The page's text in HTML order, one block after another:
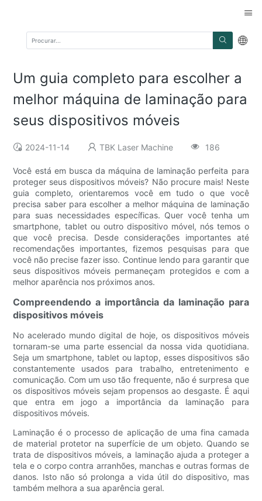
Um guia completo para escolher a
melhor máquina de laminação para
seus dispositivos móveis
2024-11-14 TBK Laser Machine 186
Você está em busca da máquina de laminação perfeita para
proteger seus dispositivos móveis? Não procure mais! Neste
guia completo, orientaremos você em tudo o que você
precisa saber para escolher a melhor máquina de laminação
para suas necessidades específicas. Quer você tenha um
smartphone, tablet ou outro dispositivo móvel, nós temos o
que você precisa. Desde considerações importantes até
recomendações importantes, fizemos pesquisas para que
você não precise fazer isso. Continue lendo para garantir que
seus dispositivos móveis permaneçam protegidos e com a
melhor aparência nos próximos anos.
Compreendendo a importância da laminação para
dispositivos móveis
No acelerado mundo digital de hoje, os dispositivos móveis
tornaram-se uma parte essencial da nossa vida quotidiana.
Seja um smartphone, tablet ou laptop, esses dispositivos são
constantemente usados ​​para trabalho, entretenimento e
comunicação. Com um uso tão frequente, não é surpresa que
os dispositivos móveis sejam propensos ao desgaste. É aqui
que entra em jogo a importância da laminação para
dispositivos móveis.
Laminação é o processo de aplicação de uma fina camada
de material protetor na superfície de um objeto. Quando se
trata de dispositivos móveis, a laminação ajuda a proteger a
tela e o corpo contra arranhões, manchas e outras formas de
danos. Isto não só prolonga a vida útil do dispositivo, mas
também melhora a sua aparência geral.